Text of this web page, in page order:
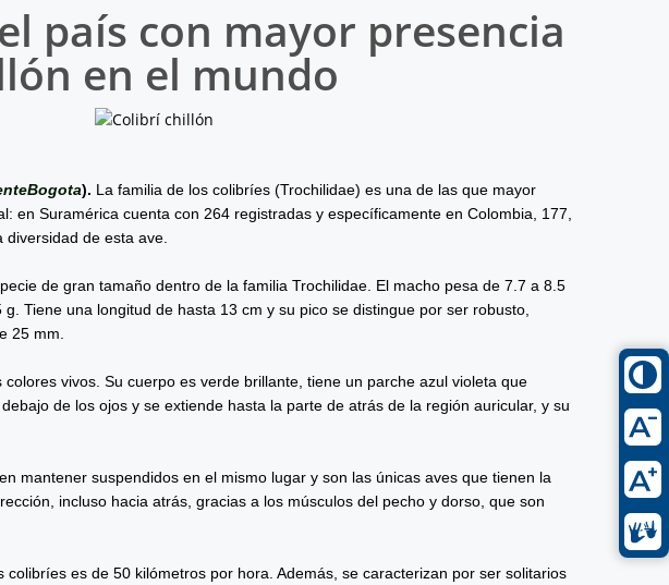
país con mayor presencia
en el mundo
). La familia de los colibríes (Trochilidae) es una de las que mayor
en Suramérica cuenta con 264 registradas y específicamente en Colombia, 177,
de esta ave.
de gran tamaño dentro de la familia Trochilidae. El macho pesa de 7.7 a 8.5
Tiene una longitud de hasta 13 cm y su pico se distingue por ser robusto,
25 mm.
vivos. Su cuerpo es verde brillante, tiene un parche azul violeta que
de los ojos y se extiende hasta la parte de atrás de la región auricular, y su
mantener suspendidos en el mismo lugar y son las únicas aves que tienen la
incluso hacia atrás, gracias a los músculos del pecho y dorso, que son
colibríes es de 50 kilómetros por hora. Además, se caracterizan por ser solitarios